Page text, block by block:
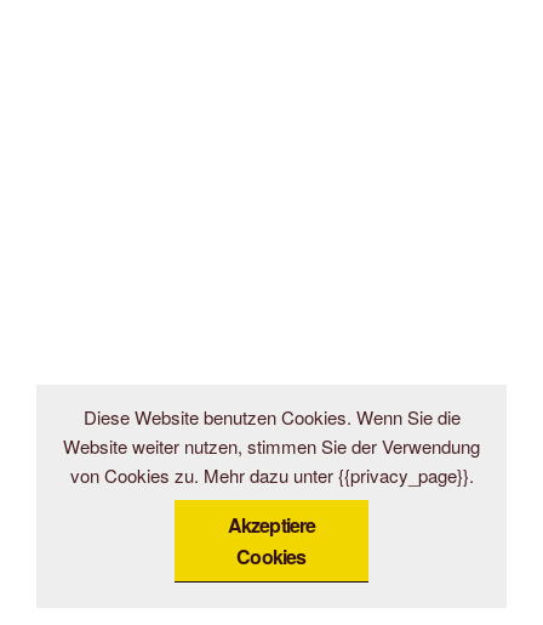
Diese Website benutzen Cookies. Wenn Sie die
Website weiter nutzen, stimmen Sie der Verwendung
von Cookies zu. Mehr dazu unter {{privacy_page}}.
Akzeptiere
Cookies